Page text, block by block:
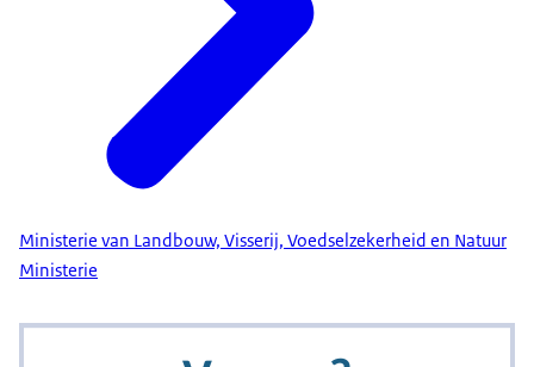
Ministerie van Landbouw, Visserij, Voedselzekerheid en Natuur
Ministerie